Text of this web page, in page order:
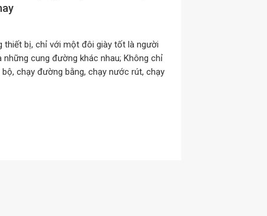
thiết bị, chỉ với một đôi giày tốt là người
cung đường khác nhau; Không chỉ
chạy đường bằng, chạy nước rút, chạy